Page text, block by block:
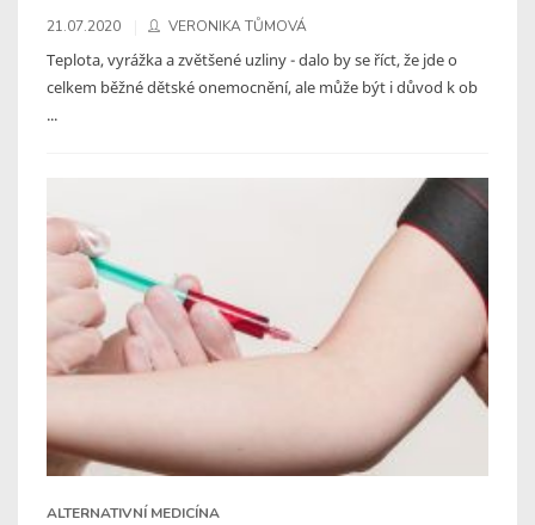
21.07.2020 VERONIKA TŮMOVÁ
Teplota, vyrážka a zvětšené uzliny - dalo by se říct, že jde o
celkem běžné dětské onemocnění, ale může být i důvod k ob
...
ALTERNATIVNÍ MEDICÍNA